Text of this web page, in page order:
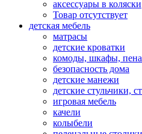
аксессуары в коляски
Товар отсутствует
детская мебель
матрасы
детские кроватки
комоды, шкафы,
безопасность дома
детские манежи
детские стульчики,
игровая мебель
качели
колыбели